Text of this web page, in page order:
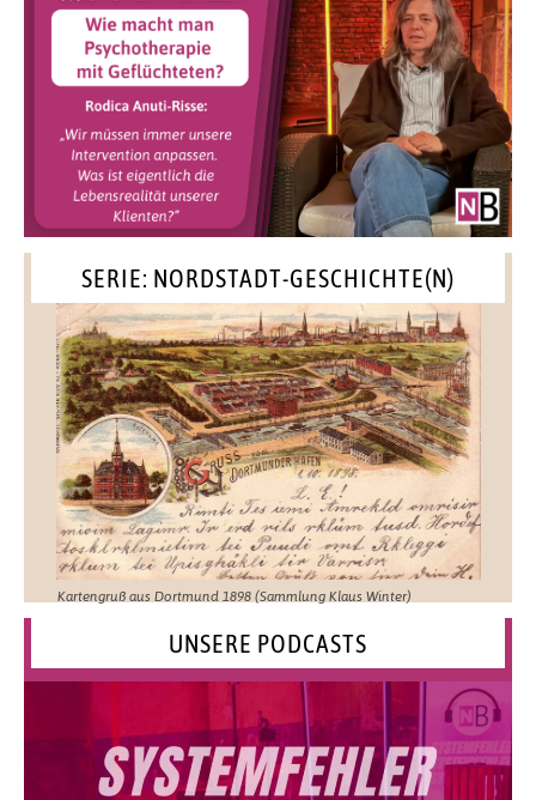
SERIE: NORDSTADT-GESCHICHTE(N)
Kartengruß aus Dortmund 1898 (Sammlung Klaus Winter)
UNSERE PODCASTS